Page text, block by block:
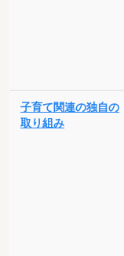
子育て関連の独自の
取り組み